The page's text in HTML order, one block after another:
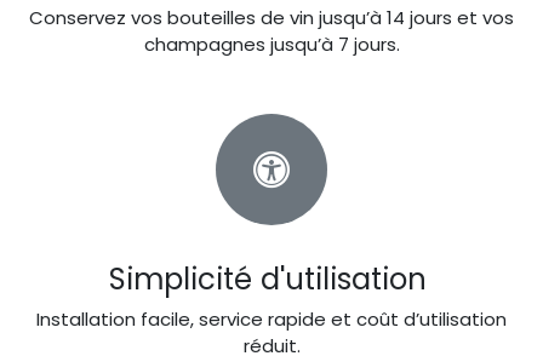
Conservez vos bouteilles de vin jusqu’à 14 jours et vos
champagnes jusqu’à 7 jours.
Simplicité d'utilisation
Installation facile, service rapide et coût d’utilisation
réduit.